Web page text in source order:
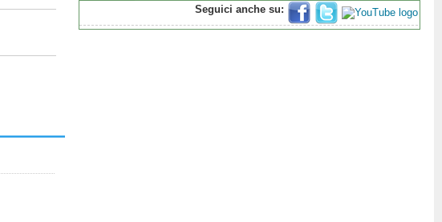
Seguici anche su: